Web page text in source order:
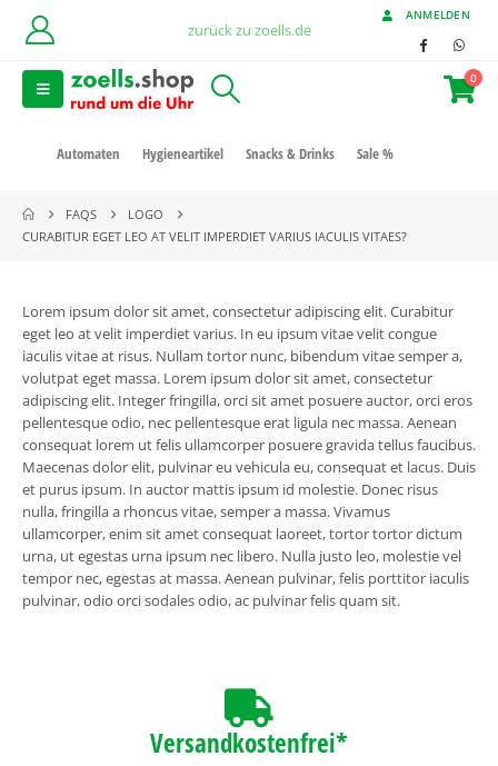
zurück zu zoells.de
ANMELDEN
0
Automaten Hygieneartikel Snacks & Drinks Sale %
FAQS
LOGO
CURABITUR EGET LEO AT VELIT IMPERDIET VARIUS IACULIS VITAES?
Lorem ipsum dolor sit amet, consectetur adipiscing elit. Curabitur
eget leo at velit imperdiet varius. In eu ipsum vitae velit congue
iaculis vitae at risus. Nullam tortor nunc, bibendum vitae semper a,
volutpat eget massa. Lorem ipsum dolor sit amet, consectetur
adipiscing elit. Integer fringilla, orci sit amet posuere auctor, orci eros
pellentesque odio, nec pellentesque erat ligula nec massa. Aenean
consequat lorem ut felis ullamcorper posuere gravida tellus faucibus.
Maecenas dolor elit, pulvinar eu vehicula eu, consequat et lacus. Duis
et purus ipsum. In auctor mattis ipsum id molestie. Donec risus
nulla, fringilla a rhoncus vitae, semper a massa. Vivamus
ullamcorper, enim sit amet consequat laoreet, tortor tortor dictum
urna, ut egestas urna ipsum nec libero. Nulla justo leo, molestie vel
tempor nec, egestas at massa. Aenean pulvinar, felis porttitor iaculis
pulvinar, odio orci sodales odio, ac pulvinar felis quam sit.
Versandkostenfrei*